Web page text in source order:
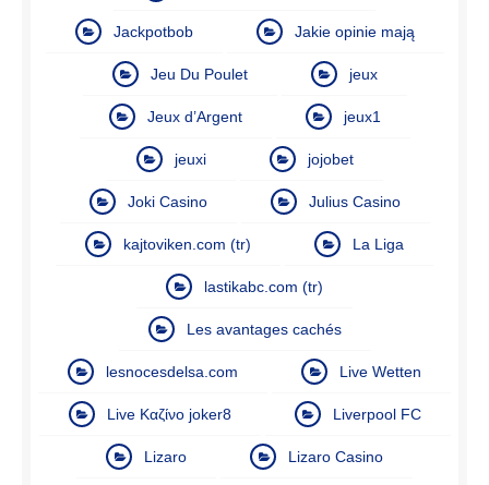
Jackpotbob Jakie opinie mają
Jeu Du Poulet jeux
Jeux d’Argent jeux1
jeuxi jojobet
Joki Casino Julius Casino
kajtoviken.com (tr) La Liga
lastikabc.com (tr)
Les avantages cachés
lesnocesdelsa.com Live Wetten
Live Καζίνο joker8 Liverpool FC
Lizaro Lizaro Casino